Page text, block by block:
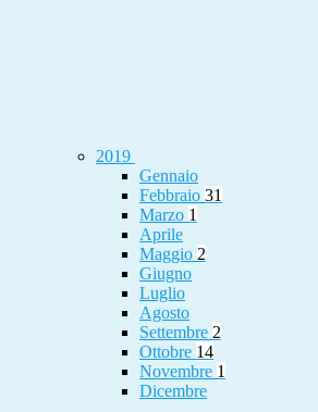
2019
Gennaio
Febbraio 31
Marzo 1
Aprile
Maggio 2
Giugno
Luglio
Agosto
Settembre 2
Ottobre 14
Novembre 1
Dicembre